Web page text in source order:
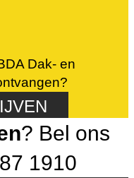
Dak- en
? Bel ons
1910